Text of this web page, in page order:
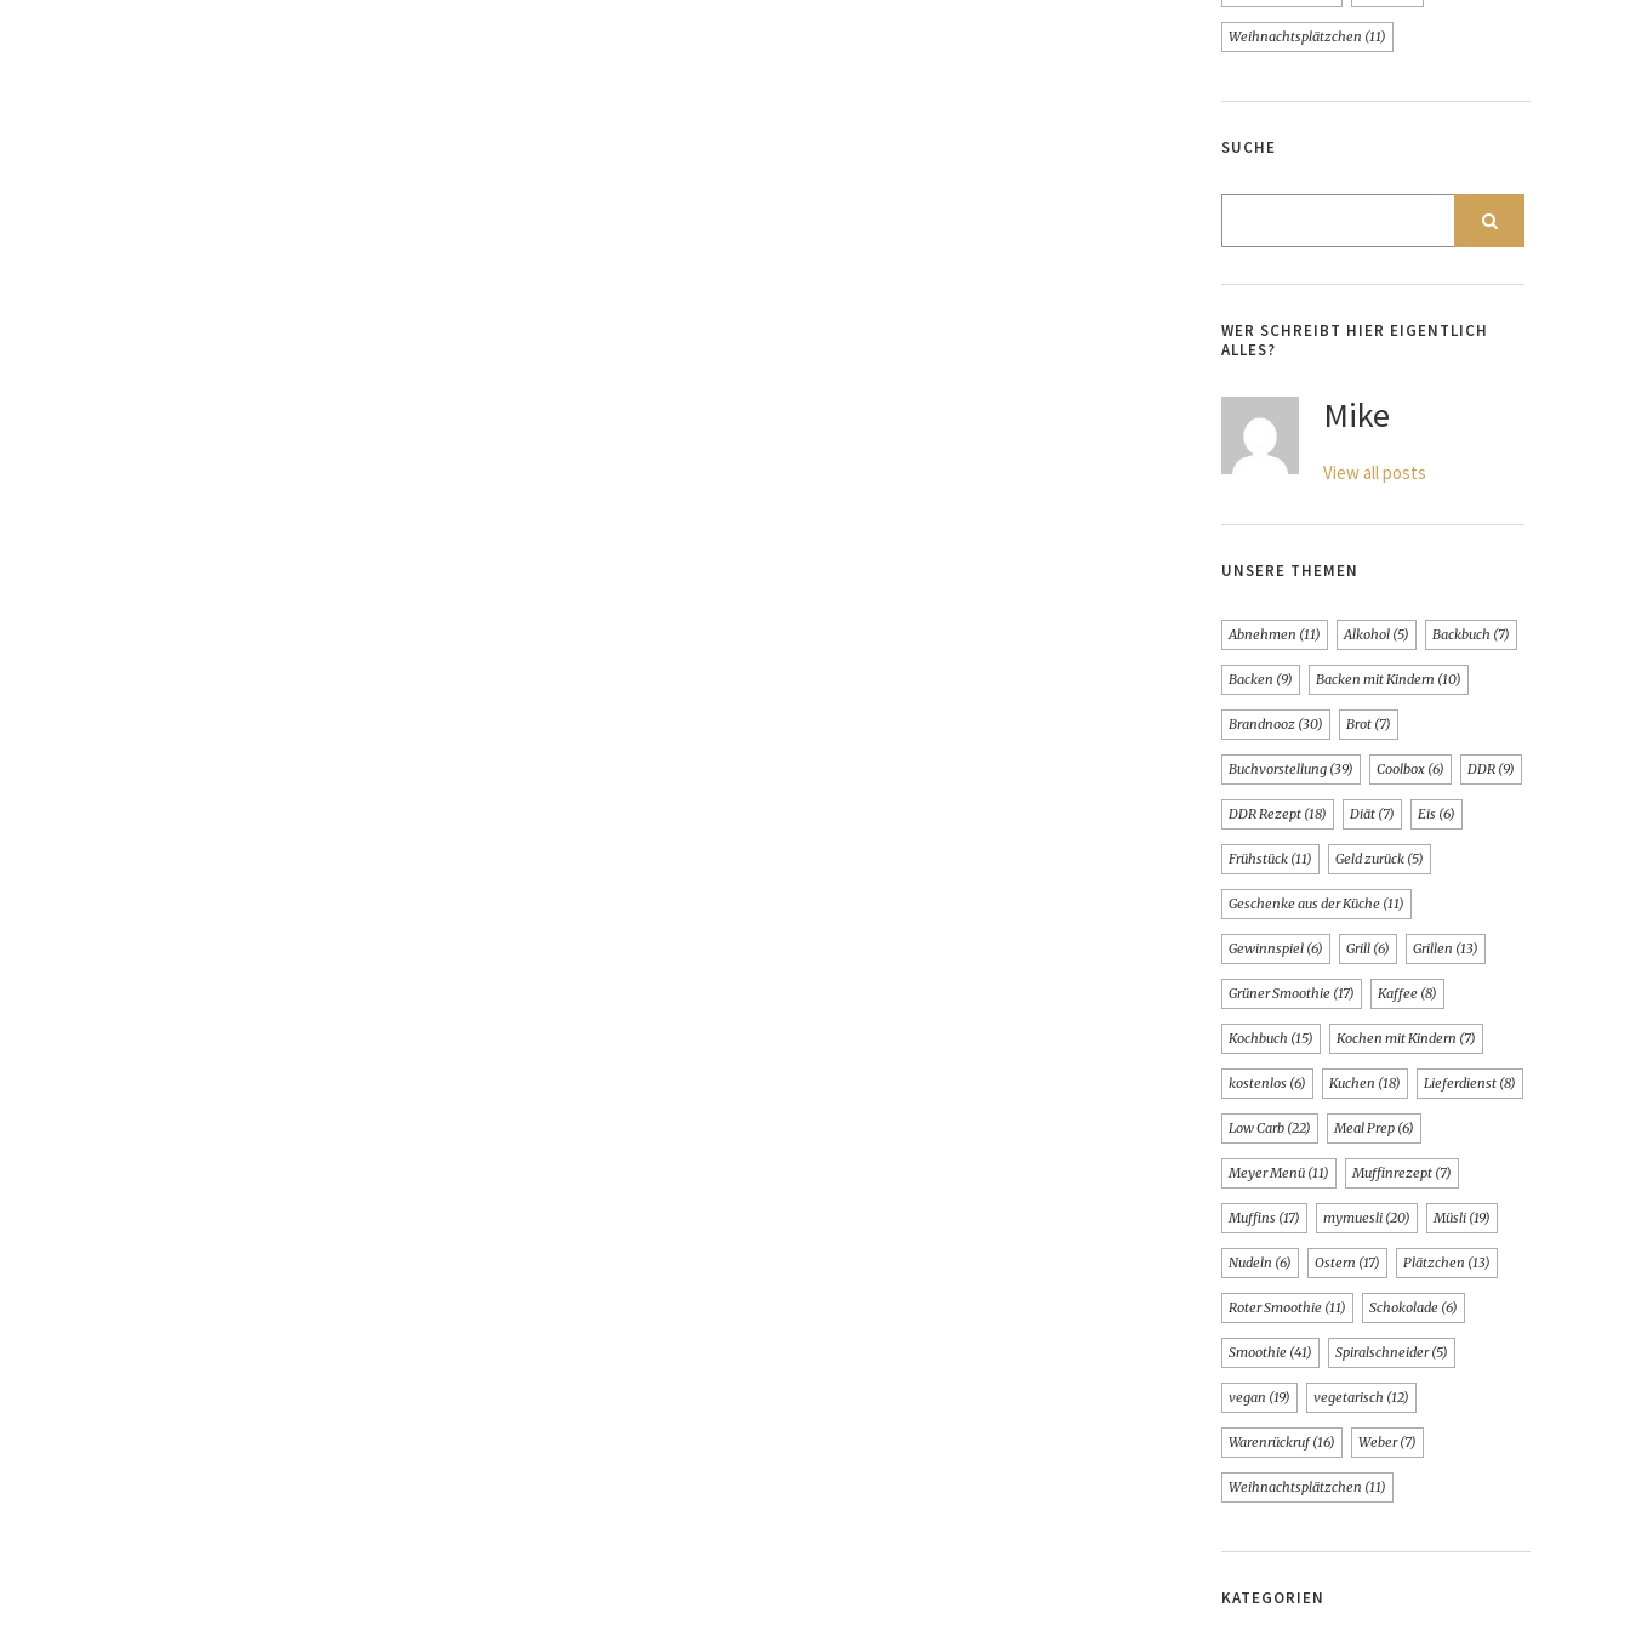
Weihnachtsplätzchen (11)
SUCHE
WER SCHREIBT HIER EIGENTLICH
ALLES?
Mike
View all posts
UNSERE THEMEN
Abnehmen (11) Alkohol (5) Backbuch (7)
Backen (9) Backen mit Kindern (10)
Brandnooz (30) Brot (7)
Buchvorstellung (39) Coolbox (6) DDR (9)
DDR Rezept (18) Diät (7) Eis (6)
Frühstück (11) Geld zurück (5)
Geschenke aus der Küche (11)
Gewinnspiel (6) Grill (6) Grillen (13)
Grüner Smoothie (17) Kaffee (8)
Kochbuch (15) Kochen mit Kindern (7)
kostenlos (6) Kuchen (18) Lieferdienst (8)
Low Carb (22) Meal Prep (6)
Meyer Menü (11) Muffinrezept (7)
Muffins (17) mymuesli (20) Müsli (19)
Nudeln (6) Ostern (17) Plätzchen (13)
Roter Smoothie (11) Schokolade (6)
Smoothie (41) Spiralschneider(5)
vegan (19) vegetarisch (12)
Warenrückruf(16) Weber(7)
Weihnachtsplätzchen (11)
KATEGORIEN